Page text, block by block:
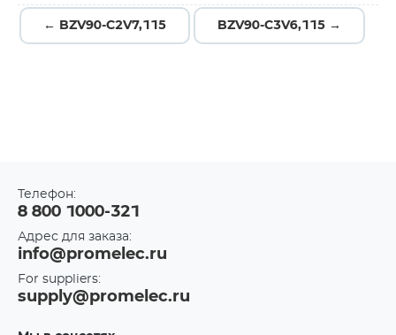
← BZV90-C2V7,115 BZV90-C3V6,115 →
Телефон:
8 800 1000-321
Адрес для заказа:
info@promelec.ru
For suppliers:
supply@promelec.ru